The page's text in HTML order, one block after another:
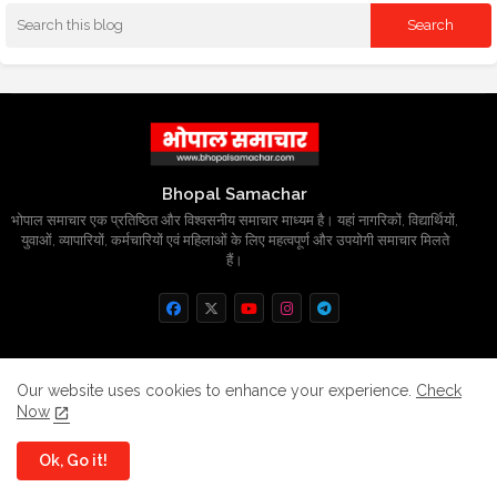
Bhopal Samachar
भोपाल समाचार एक प्रतिष्ठित और विश्वसनीय समाचार माध्यम है। यहां नागरिकों, विद्यार्थियों,
युवाओं, व्यापारियों, कर्मचारियों एवं महिलाओं के लिए महत्वपूर्ण और उपयोगी समाचार मिलते
हैं।
All Right Reserved Copyright
Home About Contact us
Privacy Policy
Our website uses cookies to enhance your experience. Check
Now
Ok, Go it!